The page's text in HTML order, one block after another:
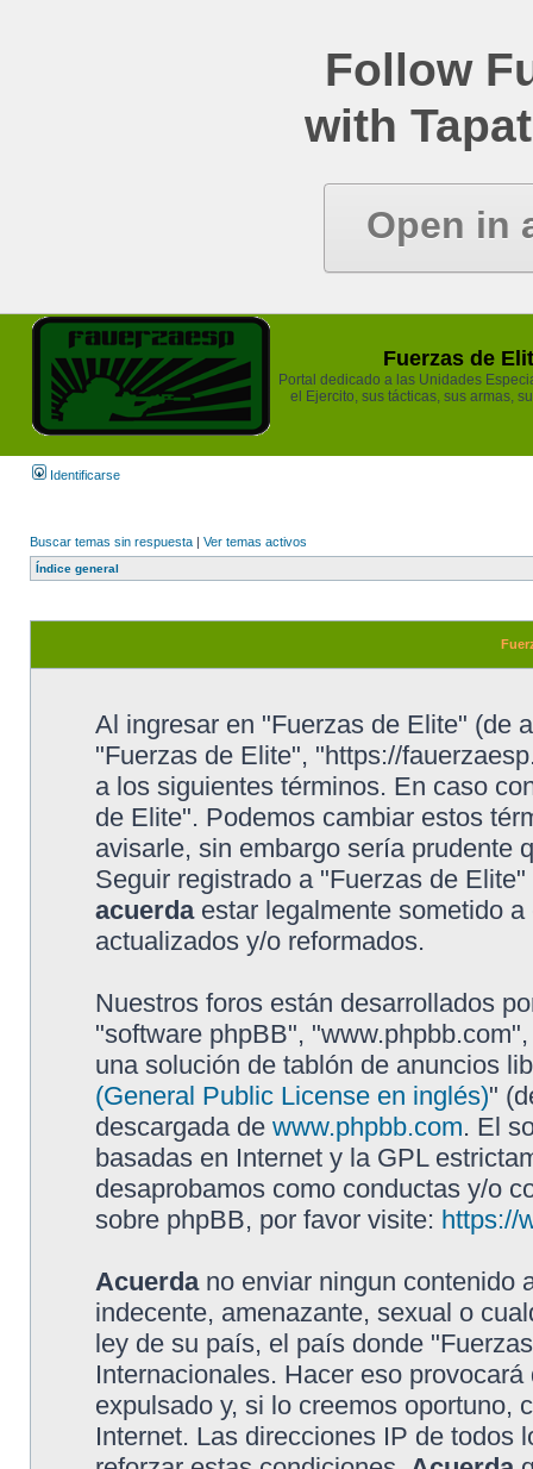
Follow
with
Open in
Fuerzas de
Portal dedicado a las Unidades
el Ejercito, sus tácticas, sus armas,
Identificarse
Buscar temas sin respuesta | Ver temas activos
Índice general
Al ingresar en "Fuerzas de Elite" (de
"Fuerzas de Elite", "https://
a los siguientes términos. En caso
de Elite". Podemos cambiar estos
avisarle, sin embargo sería prudente
Seguir registrado a "Fuerzas de
acuerdaestar legalmente sometido
actualizados y/o reformados.
Nuestros foros están desarrollados
"software phpBB",
una solución de tablón de anuncios
(General Public License en inglés)"
descargada de www.phpbb.com. El
basadas en Internet y la GPL
desaprobamos como conductas y/o
sobre phpBB, por favor visite: https://
Acuerdano enviar ningun contenido
indecente, amenazante, sexual o
ley de su país, el país donde
Internacionales. Hacer eso
expulsado y, si lo creemos oportuno,
Internet. Las direcciones IP de todos